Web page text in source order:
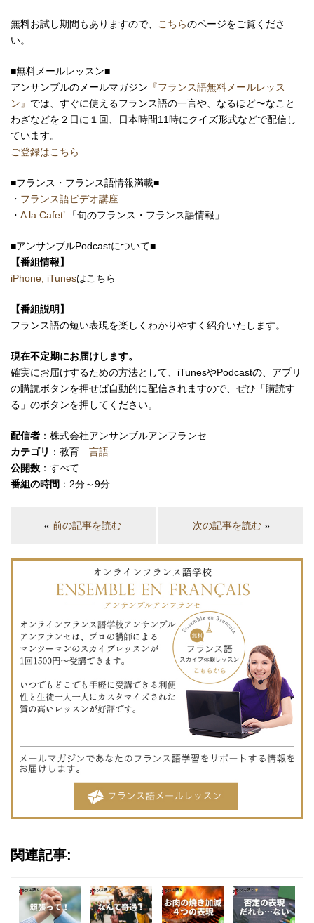
無料お試し期間もありますので、 こちらのページをご覧くださ
い。
■無料メールレッスン■
アンサンブルのメールマガジン 『フランス語無料メールレッス
ン』 では、すぐに使えるフランス語の一言や、なるほど〜なこと
わざなどを２日に１回、日本時間11時にクイズ形式などで配信し
ています。
ご登録はこちら
■フランス・フランス語情報満載■
・ フランス語ビデオ講座
・ A la Cafet’「旬のフランス・フランス語情報」
■アンサンブルPodcastについて■
【番組情報】
iPhone, iTunesはこちら
【番組説明】
フランス語の短い表現を楽しくわかりやすく紹介いたします。
現在不定期にお届けします。
確実にお届けするための方法として、iTunesやPodcastの、アプリ
の購読ボタンを押せば自動的に配信されますので、ぜひ「購読す
る」のボタンを押してください。
配信者 ：株式会社アンサンブルアンフランセ
カテゴリ ：教育 言語
公開数 ：すべて
番組の時間 ：2分～9分
«前の記事を読む 次の記事を読む»
関連記事: